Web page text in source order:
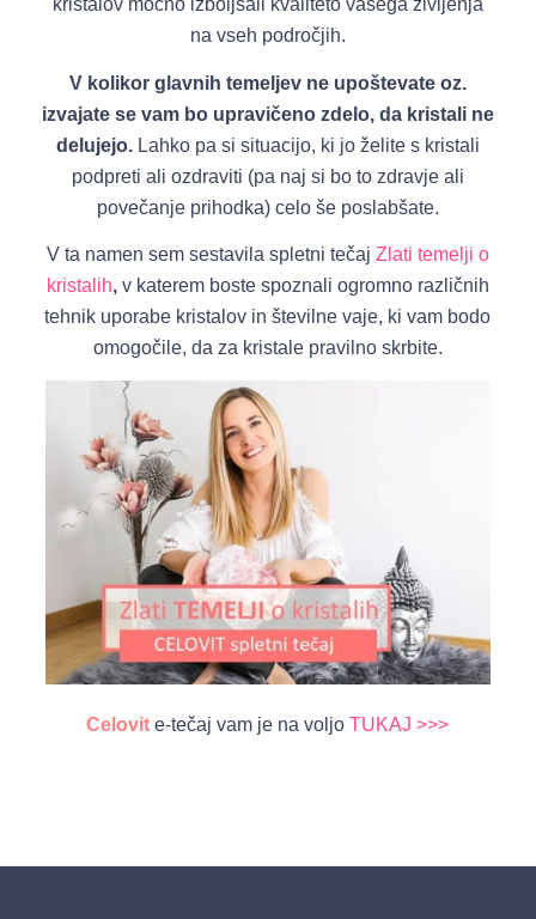
kristalov močno izboljšali kvaliteto vašega življenja
na vseh področjih.
V kolikor glavnih temeljev ne upoštevate oz.
izvajate se vam bo upravičeno zdelo, da kristali ne
delujejo.Lahko pa si situacijo, ki jo želite s kristali
podpreti ali ozdraviti (pa naj si bo to zdravje ali
povečanje prihodka) celo še poslabšate.
V ta namen sem sestavila spletni tečaj Zlati temelji o
kristalih,v katerem boste spoznali ogromno različnih
tehnik uporabe kristalov in številne vaje, ki vam bodo
omogočile, da za kristale pravilno skrbite.
Celovite-tečaj vam je na voljoTUKAJ >>>